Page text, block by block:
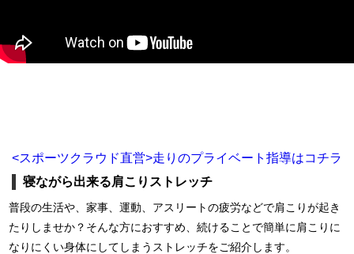
<スポーツクラウド直営>走りのプライベート指導はコチラ
寝ながら出来る肩こりストレッチ
普段の生活や、家事、運動、アスリートの疲労などで肩こりが起き
たりしませか？そんな方におすすめ、続けることで簡単に肩こりに
なりにくい身体にしてしまうストレッチをご紹介します。